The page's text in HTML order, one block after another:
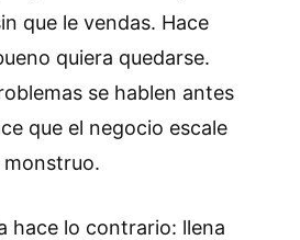
que le vendas. Hace
quiera quedarse.
se hablen antes
que el negocio escale
monstruo.
hace lo contrario: llena